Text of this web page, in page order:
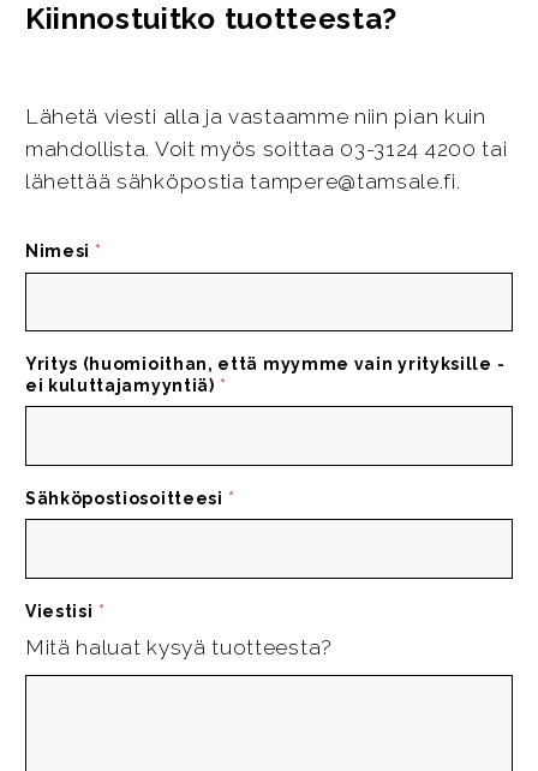
Kiinnostuitko tuotteesta?
Lähetä viesti alla ja vastaamme niin pian kuin
mahdollista. Voit myös soittaa 03-3124 4200 tai
lähettää sähköpostia tampere@tamsale.fi.
Nimesi *
Yritys (huomioithan, että myymme vain yrityksille -
ei kuluttajamyyntiä) *
Sähköpostiosoitteesi *
Viestisi *
Mitä haluat kysyä tuotteesta?